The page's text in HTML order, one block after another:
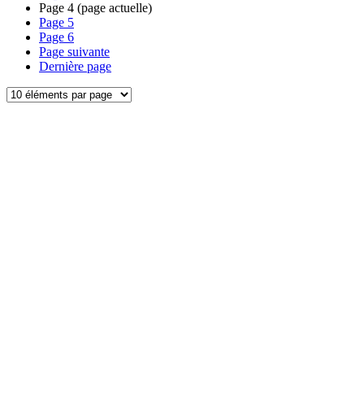
Page 4 (page actuelle)
Page 5
Page 6
Page suivante
Dernière page